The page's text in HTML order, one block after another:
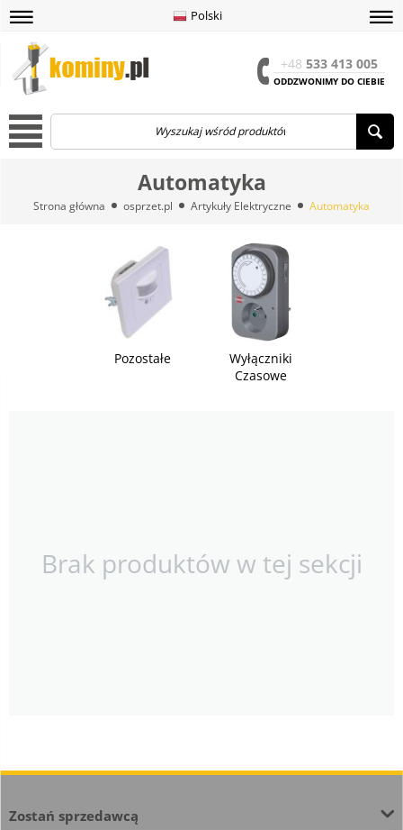
Polski
+48 533 413 005
ODDZWONIMY DO CIEBIE
menu
Automatyka
Strona główna osprzet.pl Artykuły Elektryczne Automatyka
Pozostałe
Wyłączniki
Czasowe
menu
Brak produktów w tej sekcji
Zostań sprzedawcą
menu